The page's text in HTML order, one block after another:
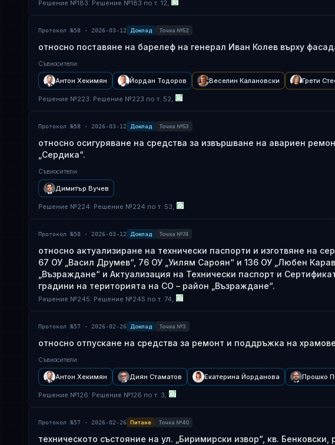
Решение №183: Решение №183 по т. 12,
Протокол №58 · 2026-03-12 Доклад Точка №52
относно поставяне на барелеф на генерал Иван Колев върху
Съвносители:
Антон Хекимян Йордан Тодоров Веселин Калановски Грети
Решение №223: Решение №223 по т. 52,
Протокол №58 · 2026-03-12 Доклад Точка №53
относно осигуряване на средства за извършване на авариен
„Сердика“.
Съвносители:
Димитър Вучев
Решение №224: Решение №224 по т. 53,
Протокол №58 · 2026-03-12 Доклад Точка №74
относно актуализиране на технически паспорти и изготвяне на
67 ОУ „Васил Друмев“, 76 ОУ „Уилям Сароян“ и 136 ОУ „Любен
„Възраждане“ и Актуализация на Технически паспорт и
градини на територията на СО – район „Възраждане“.
Решение №245: Решение №245 по т. 74,
Протокол №57 · 2026-02-26 Доклад Точка №3
относно отпускане на средства за ремонт и поддръжка на
Съвносители:
Антон Хекимян Диян Стаматов Екатерина Йорданова Прошко
Решение №126: Решение №126 по т. 3,
Протокол №57 · 2026-02-26 Питане Точка №40
техническото състояние на ул. „Биримирски извор“, кв.